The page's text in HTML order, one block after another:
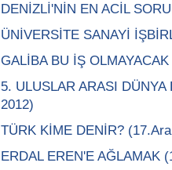
DENİZLİ'NİN EN ACİL
ÜNİVERSİTE SANAYİ
GALİBA BU İŞ OLMAYACAK
5. ULUSLAR ARASI
2012)
TÜRK KİME DENİR?
ERDAL EREN'E AĞLAMAK